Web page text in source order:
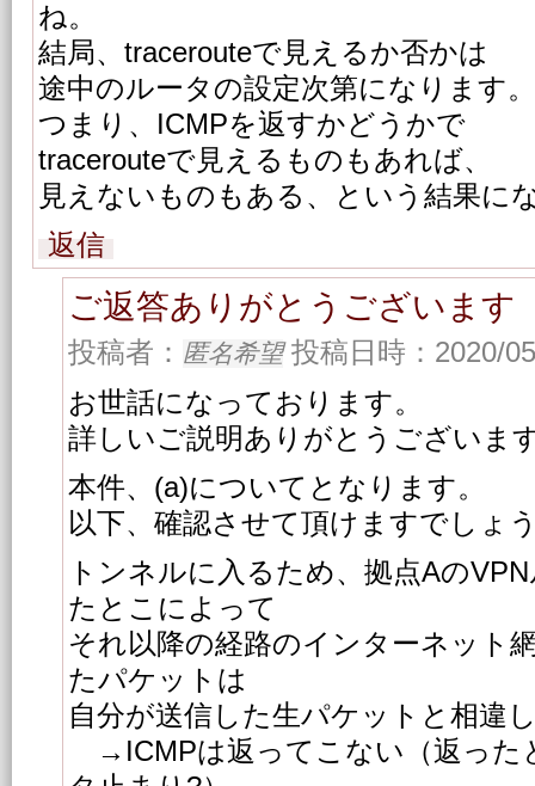
ね。
結局、tracerouteで見えるか否かは
途中のルータの設定次第になります。
つまり、ICMPを返すかどうかで
tracerouteで見えるものもあれば、
見えないものもある、という結果に
返信
ご返答ありがとうございます
投稿者： 匿名希望投稿日時：2020/
お世話になっております。
詳しいご説明ありがとうございま
本件、(a)についてとなります。
以下、確認させて頂けますでしょ
トンネルに入るため、拠点Aの
たとこによって
それ以降の経路のインターネット
たパケットは
自分が送信した生パケットと相違
→ICMPは返ってこない（返った